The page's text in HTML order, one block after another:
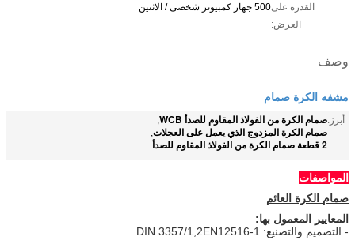
القدرة على
العرض:
500 جهاز كمبيوتر شخصى / الاثنين
وصف
مشفه الكرة صمام
أبرز:صمام الكرة من الفولاذ المقاوم للصدأ WCB ,
صمام الكرة المزدوج الذي يعمل على العجلات,
2 قطعة صمام الكرة من الفولاذ المقاوم للصدأ
المواصفات
صمام الكرة العائم
المعايير المعمول بها:
- التصميم والتصنيع: DIN 3357/1,2EN12516-1